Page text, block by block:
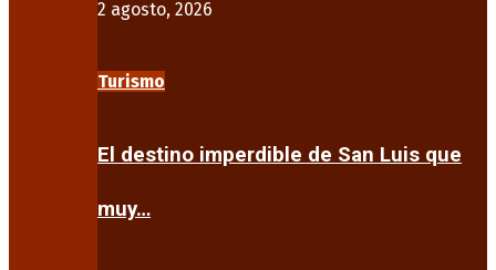
2 agosto, 2026
Turismo
El destino imperdible de San Luis que
muy…